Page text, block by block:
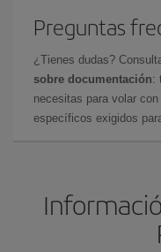
Preguntas
¿Tienes dudas?
sobre documentación:
necesitas para volar
específicos exigidos